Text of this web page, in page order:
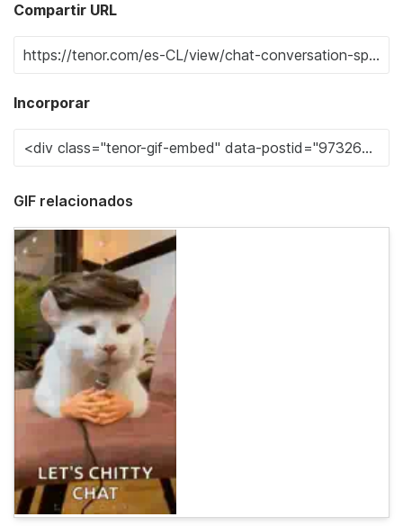
Compartir URL
Incorporar
GIF relacionados